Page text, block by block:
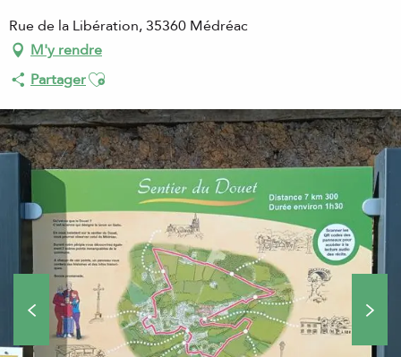
Rue de la Libération, 35360 Médréac
M'y rendre
PartagerAjouter aux favoris